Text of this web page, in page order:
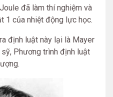
đã làm thí nghiệm và
1 của nhiệt động lực học.
định luật này lại là Mayer
Phương trình định luật